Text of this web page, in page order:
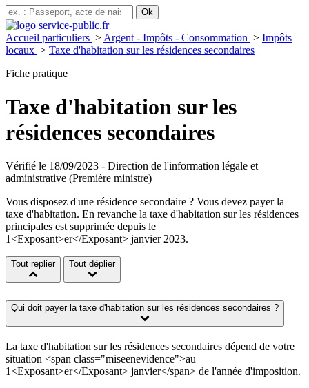
Accueil particuliers > Argent - Impôts - Consommation > Impôts
locaux > Taxe d'habitation sur les résidences secondaires
Fiche pratique
Taxe d'habitation sur les
résidences secondaires
Vérifié le 18/09/2023 - Direction de l'information légale et
administrative (Première ministre)
Vous disposez d'une résidence secondaire ? Vous devez payer la
taxe d'habitation. En revanche la taxe d'habitation sur les résidences
principales est supprimée depuis le
1<Exposant>er</Exposant> janvier 2023.
Tout replier Tout déplier
Qui doit payer la taxe d'habitation sur les résidences secondaires ?
La taxe d'habitation sur les résidences secondaires dépend de votre
situation <span class="miseenevidence">au
1<Exposant>er</Exposant> janvier</span> de l'année d'imposition.